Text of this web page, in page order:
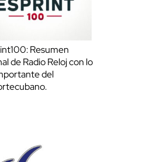
Resumen
de Radio Reloj con lo
del